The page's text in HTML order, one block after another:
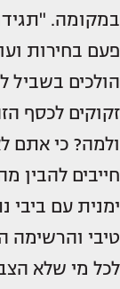
במקומה.
פעם בחירות
הולכים
זקוקים לכסף
ולמה? כי אתם
חייבים להבין
ימנית עם ביבי
טיבי
לכל מי שלא